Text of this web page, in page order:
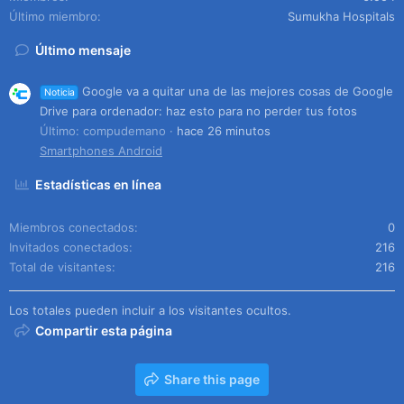
Último miembro
Sumukha Hospitals
Último mensaje
Noticia
Google va a quitar una de las mejores cosas de Google
Drive para ordenador: haz esto para no perder tus fotos
Último: compudemano
hace 26 minutos
Smartphones Android
Estadísticas en línea
Miembros conectados
0
Invitados conectados
216
Total de visitantes
216
Los totales pueden incluir a los visitantes ocultos.
Compartir esta página
Share this page